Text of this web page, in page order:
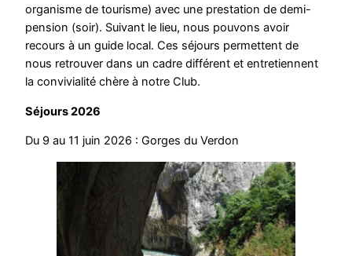
organisme de tourisme) avec une prestation de demi-
pension (soir). Suivant le lieu, nous pouvons avoir
recours à un guide local. Ces séjours permettent de
nous retrouver dans un cadre différent et entretiennent
la convivialité chère à notre Club.
Séjours 2026
Du 9 au 11 juin 2026 : Gorges du Verdon